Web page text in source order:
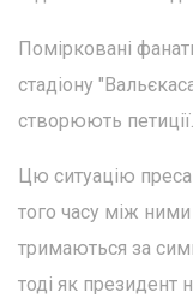
Помірковані
стадіону
створюють петиції.
Цю ситуацію преса
того часу між
тримаються за
тоді як президент